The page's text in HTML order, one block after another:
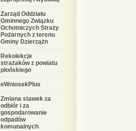
Zarząd Oddziału
Gminnego Związku
Ochotniczych Straży
Pożarnych z terenu
Gminy Dzierzążn
Rekolekcje
strażaków z powiatu
płońskiego
eWniosekPlus
Zmiana stawek za
odbiór i za
gospodarowanie
odpadów
komunalnych